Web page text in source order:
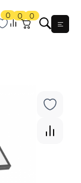
0 0 0